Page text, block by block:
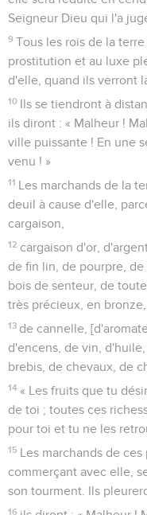
Seigneur Dieu qui l'a
9 Tous les rois de la
prostitution et au luxe
d'elle, quand ils verront
10 Ils se tiendront à
ils diront : « Malheur !
ville puissante ! En une
venu ! »
11 Les marchands de la
deuil à cause d'elle,
cargaison,
12 cargaison d'or,
de fin lin, de pourpre,
bois de senteur, de
très précieux, en
13 de cannelle,
d'encens, de vin,
brebis, de chevaux, de
14 « Les fruits que tu
de toi ; toutes ces
pour toi et tu ne les
15 Les marchands de
commerçant avec elle,
son tourment. Ils
16